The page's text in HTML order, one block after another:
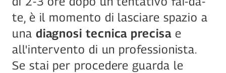
te, è il momento di lasciare spazio a
una diagnosi tecnica precisa e
all'intervento di un professionista.
Se stai per procedere guarda le